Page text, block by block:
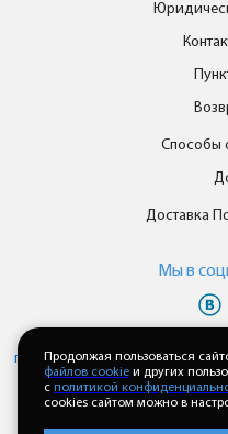
Способы
Доставка
Мы в
персональных данныхи
когда оставляете свои
Продолжая пользоваться
файлов cookie и других
с политикой
cookies сайтом можно в